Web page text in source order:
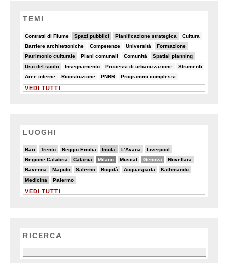
TEMI
Contratti di Fiume
5/82 Spazi pubblici
32/82 Pianificazione strategica
11/82 Cultura
7/82
Barriere architettoniche
7/82 Competenze
6/82 Università
5/82 Formazione
9/82
Patrimonio culturale
9/82 Piani comunali
7/82 Comunità
6/82 Spatial planning
9/82
Uso del suolo
9/82 Insegnamento
5/82 Processi di urbanizzazione
8/82 Strumenti
6/82
Aree interne
8/82 Ricostruzione
6/82 PNRR
7/82 Programmi complessi
5/82
VEDI TUTTI
LUOGHI
Bari
5/20 Trento
5/20 Reggio Emilia
2/20 Imola
6/20 L’Avana
2/20 Liverpool
3/20
Regione Calabria
4/20 Catania
6/20 Milano
13/20 Muscat
3/20 Genova
11/20 Novellara
4/20
Ravenna
3/20 Maputo
4/20 Salerno
4/20 Bogotà
2/20 Acquasparta
3/20 Kathmandu
4/20
Medicina
6/20 Palermo
2/20
VEDI TUTTI
RICERCA